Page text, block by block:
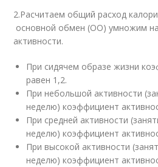
2.Расчитаем общий расход
основной обмен (ОО) умножим
активности.
При сидячем образе жизни
равен 1,2.
При небольшой активности
неделю) коэффициент
При средней активности
неделю) коэффициент
При высокой активности
неделю) коэффициент